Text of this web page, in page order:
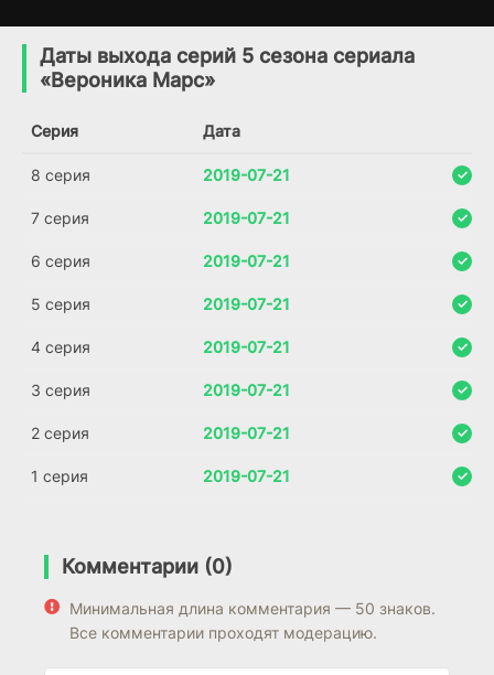
7.1 7.5
Даты выхода серий 5 сезона сериала
«Вероника Марс»
Серия Дата
8 серия 2019-07-21
7 серия 2019-07-21
6 серия 2019-07-21
5 серия 2019-07-21
4 серия 2019-07-21
3 серия 2019-07-21
2 серия 2019-07-21
1 серия 2019-07-21
Комментарии (0)
Минимальная длина комментария — 50 знаков.
Все комментарии проходят модерацию.